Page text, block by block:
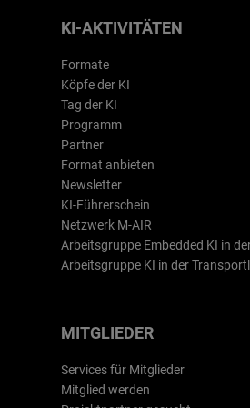
KI-AKTIVITÄTEN
Formate
Köpfe der KI
Tag der KI
Programm
Partner
Format anbieten
Newsletter
KI-Führerschein
Netzwerk M-AIR
Arbeitsgruppe Embedded KI in
Arbeitsgruppe KI in der
MITGLIEDER
Services für Mitglieder
Mitglied werden